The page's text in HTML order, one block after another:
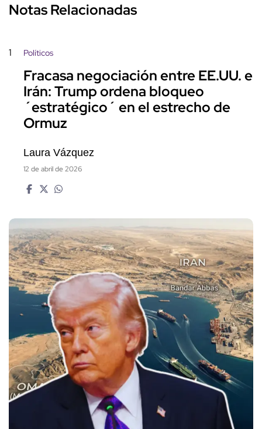
Notas Relacionadas
1 Políticos
Fracasa negociación entre EE.UU. e
Irán: Trump ordena bloqueo
´estratégico´ en el estrecho de
Ormuz
Laura Vázquez
12 de abril de 2026